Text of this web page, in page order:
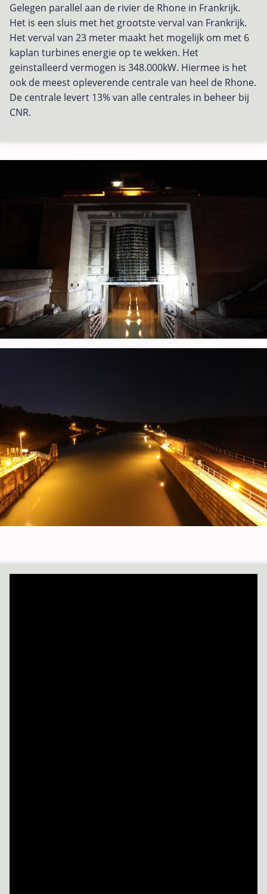
Gelegen parallel aan de rivier de Rhone in Frankrijk.
Het is een sluis met het grootste verval van Frankrijk.
Het verval van 23 meter maakt het mogelijk om met 6
kaplan turbines energie op te wekken. Het
geinstalleerd vermogen is 348.000kW. Hiermee is het
ook de meest opleverende centrale van heel de Rhone.
De centrale levert 13% van alle centrales in beheer bij
CNR.